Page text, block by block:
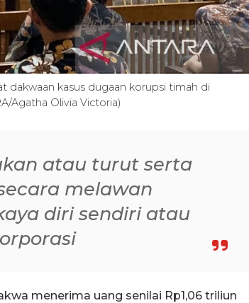
dakwaan kasus dugaan korupsi timah di
Agatha Olivia Victoria)
atau turut serta
melawan
diri sendiri atau
menerima uang senilai Rp1,06 triliun